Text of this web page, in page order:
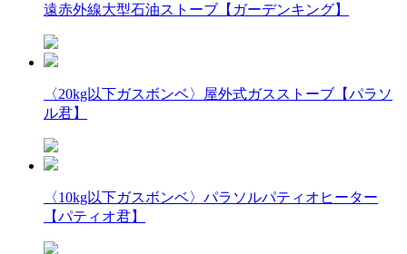
遠赤外線大型石油ストーブ【ガーデンキング】
〈20kg以下ガスボンベ〉屋外式ガスストーブ【パラソ
ル君】
〈10kg以下ガスボンベ〉パラソルパティオヒーター
【パティオ君】